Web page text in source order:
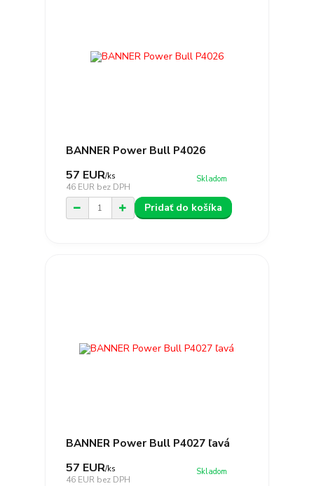
BANNER Power Bull P4026
57 EUR/ks
46 EUR bez DPH
Skladom
Pridať do košíka
BANNER Power Bull P4027 ľavá
57 EUR/ks
46 EUR bez DPH
Skladom